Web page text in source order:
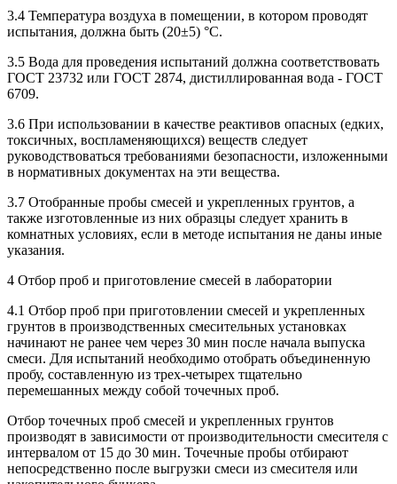
3.4 Температура воздуха в помещении, в котором проводят
испытания, должна быть (20±5) °С.
3.5 Вода для проведения испытаний должна соответствовать
ГОСТ 23732 или ГОСТ 2874, дистиллированная вода - ГОСТ
6709.
3.6 При использовании в качестве реактивов опасных (едких,
токсичных, воспламеняющихся) веществ следует
руководствоваться требованиями безопасности, изложенными
в нормативных документах на эти вещества.
3.7 Отобранные пробы смесей и укрепленных грунтов, а
также изготовленные из них образцы следует хранить в
комнатных условиях, если в методе испытания не даны иные
указания.
4 Отбор проб и приготовление смесей в лаборатории
4.1 Отбор проб при приготовлении смесей и укрепленных
грунтов в производственных смесительных установках
начинают не ранее чем через 30 мин после начала выпуска
смеси. Для испытаний необходимо отобрать объединенную
пробу, составленную из трех-четырех тщательно
перемешанных между собой точечных проб.
Отбор точечных проб смесей и укрепленных грунтов
производят в зависимости от производительности смесителя с
интервалом от 15 до 30 мин. Точечные пробы отбирают
непосредственно после выгрузки смеси из смесителя или